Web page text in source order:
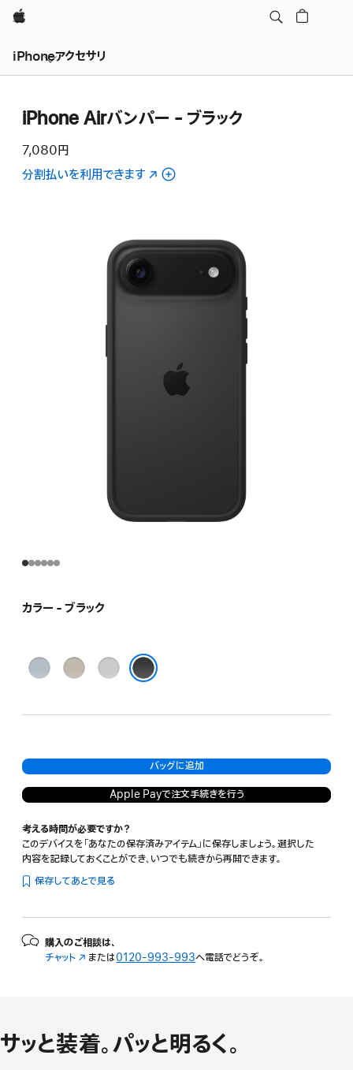
Apple
iPhoneアクセサリ
iPhone Airバンパー - ブラック
7,080円
分割払いを利用できます
（新
ン
す）
カラー - ブラック
ラ
イ
ブ
ー
タ
ン
ラ
グ
イ
バッグに追加
Apple Payで注文手続きを行う
考える時間が必要ですか？
このデバイスを「あなたの保存済みアイテム」に保存しましょう。選択した
内容を記録しておくことができ、いつでも続きから再開できます。
保存してあとで見る
購入のご相談は、
チャット （新
ド
ウ
または0120-993-993へ電話でどうぞ。
サッと装着。パッと明るく。